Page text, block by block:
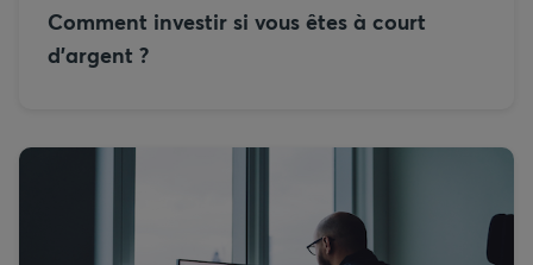
Comment investir si vous êtes à court
d’argent ?